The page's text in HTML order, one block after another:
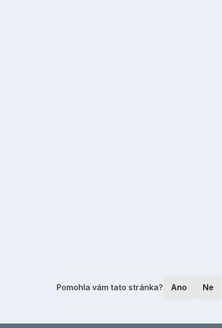
Pomohla vám tato stránka? Ano Ne